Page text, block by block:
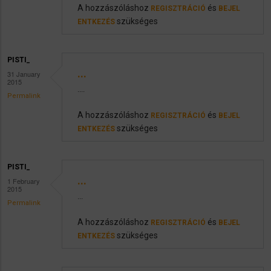
A hozzászóláshoz REGISZTRÁCIÓ és BEJEL
ENTKEZÉS szükséges
PISTI_
31 January
2015
Permalink
...
....
A hozzászóláshoz REGISZTRÁCIÓ és BEJEL
ENTKEZÉS szükséges
PISTI_
1 February
2015
Permalink
...
...
A hozzászóláshoz REGISZTRÁCIÓ és BEJEL
ENTKEZÉS szükséges